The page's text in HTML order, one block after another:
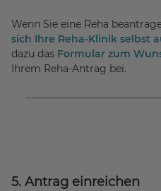
Wenn Sie eine Reha
sich Ihre Reha-Klinik selbst
dazu das Formular zum
Ihrem Reha-Antrag bei.
5. Antrag einreichen